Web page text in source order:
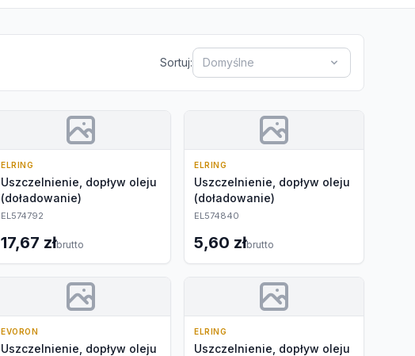
Sortuj: Domyślne
ELRING
Uszczelnienie, dopływ oleju
(doładowanie)
EL574792
17,67 złbrutto
ELRING
Uszczelnienie, dopływ oleju
(doładowanie)
EL574840
5,60 złbrutto
EVORON
Uszczelnienie, dopływ oleju
ELRING
Uszczelnienie, dopływ oleju